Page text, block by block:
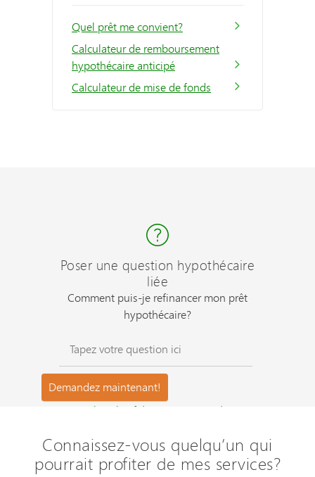
Quel prêt me convient?
Calculateur de remboursement
hypothécaire anticipé
Calculateur de mise de fonds
Poser une question hypothécaire
liée
Comment puis-je refinancer mon prêt
hypothécaire?
Questions les plus fréquemment posées ?
Connaissez-vous quelqu’un qui
pourrait profiter de mes services?